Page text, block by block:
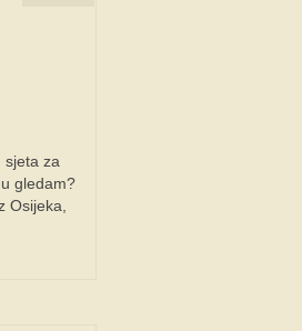
sjeta za
gledam?
Osijeka,